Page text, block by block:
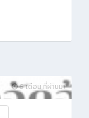
6 เดือน ที่ผ่านมา